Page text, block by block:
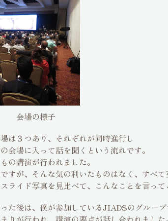
子
は３つあり、それぞれが同時進行し
会場に入って話を聞くという流れです。
の講演が行われました。
すが、そんな気の利いたものはなく、すべて
ライド写真を見比べて、こんなことを言っ
た後は、僕が参加しているJIADSのグルー